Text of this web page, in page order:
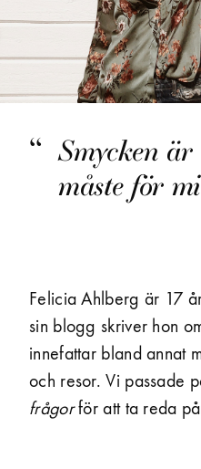
Smycken
måste för
Felicia Ahlberg är 17
sin blogg skriver hon
innefattar bland annat
och resor. Vi passade
frågorför att ta reda